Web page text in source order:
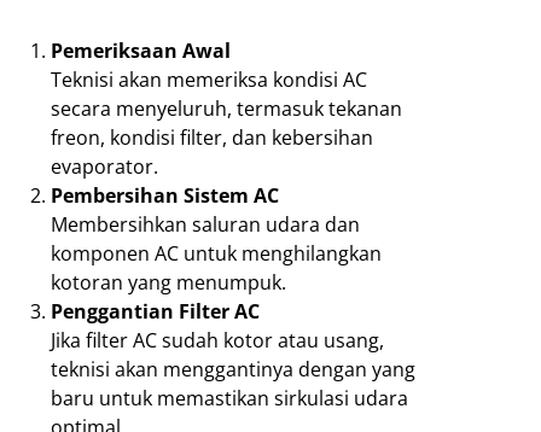
Pemeriksaan Awal
Teknisi akan memeriksa kondisi AC
secara menyeluruh, termasuk tekanan
freon, kondisi filter, dan kebersihan
evaporator.
Pembersihan Sistem AC
Membersihkan saluran udara dan
komponen AC untuk menghilangkan
kotoran yang menumpuk.
Penggantian Filter AC
Jika filter AC sudah kotor atau usang,
teknisi akan menggantinya dengan yang
baru untuk memastikan sirkulasi udara